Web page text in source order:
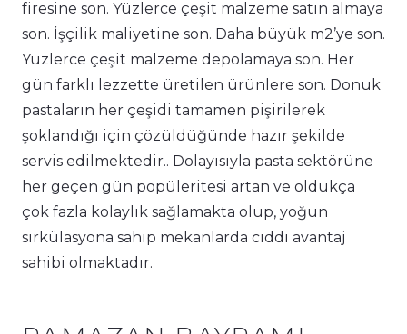
firesine son. Yüzlerce çeşit malzeme satın almaya
son. İşçilik maliyetine son. Daha büyük m2’ye son.
Yüzlerce çeşit malzeme depolamaya son. Her
gün farklı lezzette üretilen ürünlere son. Donuk
pastaların her çeşidi tamamen pişirilerek
şoklandığı için çözüldüğünde hazır şekilde
servis edilmektedir.. Dolayısıyla pasta sektörüne
her geçen gün popüleritesi artan ve oldukça
çok fazla kolaylık sağlamakta olup, yoğun
sirkülasyona sahip mekanlarda ciddi avantaj
sahibi olmaktadır.